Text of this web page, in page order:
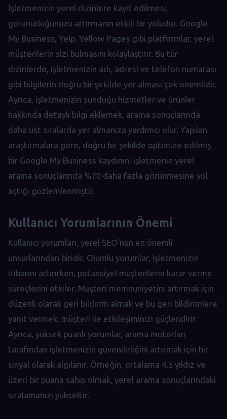
İşletmenizin yerel dizinlere kayıt edilmesi,
görünürlüğünüzü artırmanın etkili bir yoludur. Google
My Business, Yelp, Yellow Pages gibi platformlar, yerel
müşterilerin sizi bulmasını kolaylaştırır. Bu tür
dizinlerde, işletmenizin adı, adresi ve telefon numarası
gibi bilgilerin doğru bir şekilde yer alması çok önemlidir.
Ayrıca, işletmenizin sunduğu hizmetler ve ürünler
hakkında detaylı bilgi eklemek, arama sonuçlarında
daha üst sıralarda yer almanıza yardımcı olur. Yapılan
araştırmalara göre, doğru bir şekilde optimize edilmiş
bir Google My Business kaydının, işletmenin yerel
arama sonuçlarında %70 daha fazla görünmesine yol
açtığı gözlemlenmiştir.
Kullanıcı Yorumlarının Önemi
Kullanıcı yorumları, yerel SEO’nun en önemli
unsurlarından biridir. Olumlu yorumlar, işletmenizin
itibarını artırırken, potansiyel müşterilerin karar verme
süreçlerini etkiler. Müşteri memnuniyetini artırmak için
düzenli olarak geri bildirim almak ve bu geri bildirimlere
yanıt vermek, müşteri ile etkileşiminizi güçlendirir.
Ayrıca, yüksek puanlı yorumlar, arama motorları
tarafından işletmenizin güvenilirliğini artırmak için bir
sinyal olarak algılanır. Örneğin, ortalama 4.5 yıldız ve
üzeri bir puana sahip olmak, yerel arama sonuçlarındaki
sıralamanızı yükseltir.